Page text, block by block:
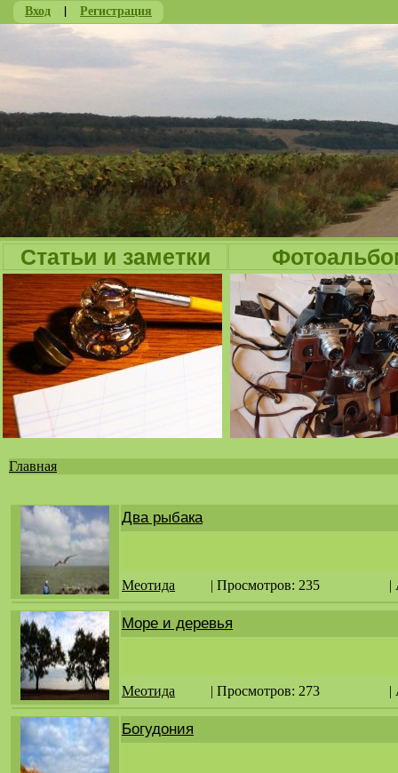
Вход | Регистрация
Статьи и заметки
здесь
Главная
Два рыбака
Меотида | Просмотров: 235 |
Море и деревья
Меотида | Просмотров: 273 |
Богудония